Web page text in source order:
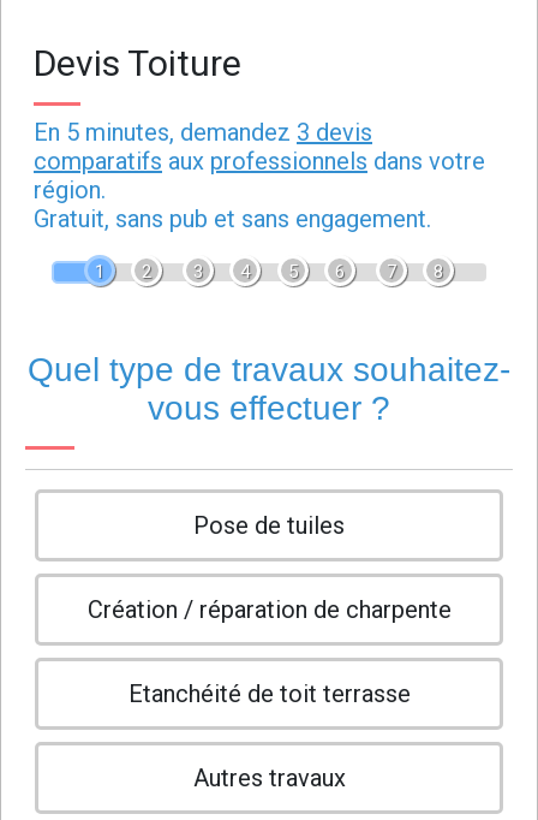
Devis Toiture
En 5 minutes, demandez 3 devis
comparatifs aux professionnels dans votre
région.
Gratuit, sans pub et sans engagement.
1 2 3 4 5 6 7 8
Quel type de travaux souhaitez-
vous effectuer ?
Pose de tuiles
Création / réparation de charpente
Etanchéité de toit terrasse
Autres travaux